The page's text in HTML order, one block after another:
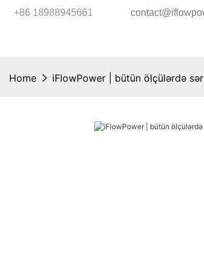
+86 18988945661
Home iFlowPower | bütün ölçülərdə